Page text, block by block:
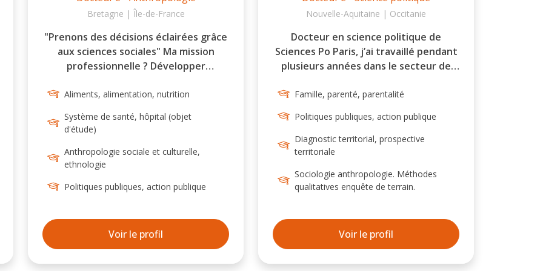
Bretagne | Île-de-France
"Prenons des décisions éclairées grâce
aux sciences sociales" Ma mission
professionnelle ? Développer
savoirs et savoir-faire des
(secteur privé, ONG, asso...) afin
d'accompagner une prise de décision
qui soit éclairée d'un point de vue
social et culturel
Aliments, alimentation, nutrition
Système de santé, hôpital (objet
d'étude)
Anthropologie sociale et culturelle,
ethnologie
Politiques publiques, action publique
Voir le profil
Nouvelle-Aquitaine | Occitanie
Docteur en science politique de
Sciences Po Paris, j’ai travaillé pendant
plusieurs années dans le secteur de
recherche avant de me décider à
qu’offre ma discipline d’origine, la
science politique, vers des carrières
extra-académiques et à m’orienter
vers la fonction publique territoriale.
J’ai ainsi acquis plusieurs expériences
au sein de collectivités locales – comme
Nouvelle-Aquitaine (2018-2019), puis
Famille, parenté, parentalité
Politiques publiques, action publique
Diagnostic territorial, prospective
territoriale
Sociologie anthropologie. Méthodes
qualitatives enquête de terrain.
Voir le profil